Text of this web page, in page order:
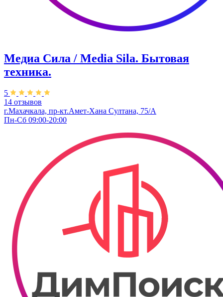
Медиа Сила / Media Sila. Бытовая
техника.
5
14 отзывов
г.Махачкала, пр-кт.Амет-Хана Султана, 75/А
Пн-Сб 09:00-20:00